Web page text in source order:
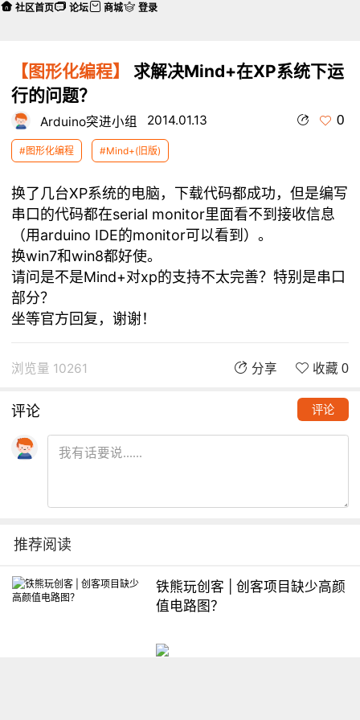
【图形化编程】
求解决Mind+在XP系统下运
行的问题？
Arduino突进小组 2014.01.13 0
#图形化编程 #Mind+(旧版)
换了几台XP系统的电脑，下载代码都成功，但是编写
串口的代码都在serial monitor里面看不到接收信息
（用arduino IDE的monitor可以看到）。
换win7和win8都好使。
请问是不是Mind+对xp的支持不太完善？特别是串口
部分？
坐等官方回复，谢谢！
浏览量 10261 分享 收藏 0
评论 评论
推荐阅读
铁熊玩创客 | 创客项目缺少高颜
值电路图？
社区首页 论坛 商城 登录